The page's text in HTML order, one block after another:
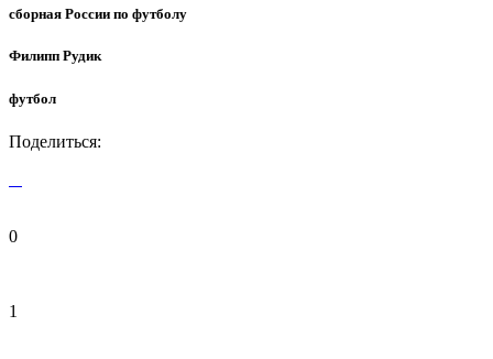
сборная России по футболу
Филипп Рудик
футбол
Поделиться:
0
1